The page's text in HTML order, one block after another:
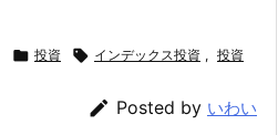
 投資  インデックス投資 , 投資
 Posted by いわい